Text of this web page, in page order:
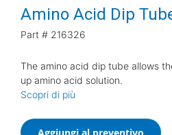
Amino Acid Dip
Part # 216326
The amino acid dip tube allows
up amino acid solution.
Scopri di più
Aggiungi al preventivo